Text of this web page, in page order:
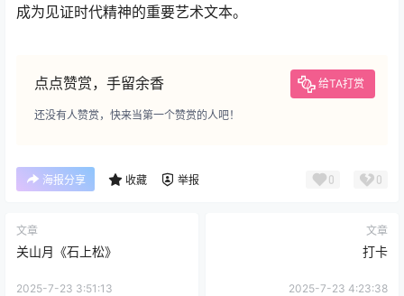
成为见证时代精神的重要艺术文本。
点点赞赏，手留余香 给TA打赏
还没有人赞赏，快来当第一个赞赏的人吧！
海报分享 收藏 举报 0 0
文章
关山月《石上松》
2025-7-23 3:51:13
文章
打卡
2025-7-23 4:23:38